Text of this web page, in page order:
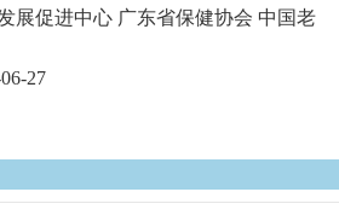
展促进中心 广东省保健协会 中国老
27